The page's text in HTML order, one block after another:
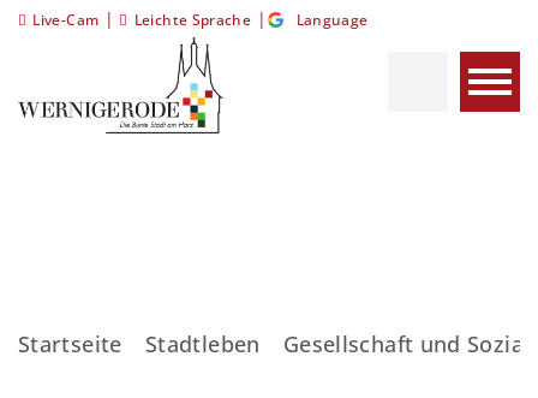
Live-Cam | Leichte Sprache | Language
Startseite Stadtleben Gesellschaft und